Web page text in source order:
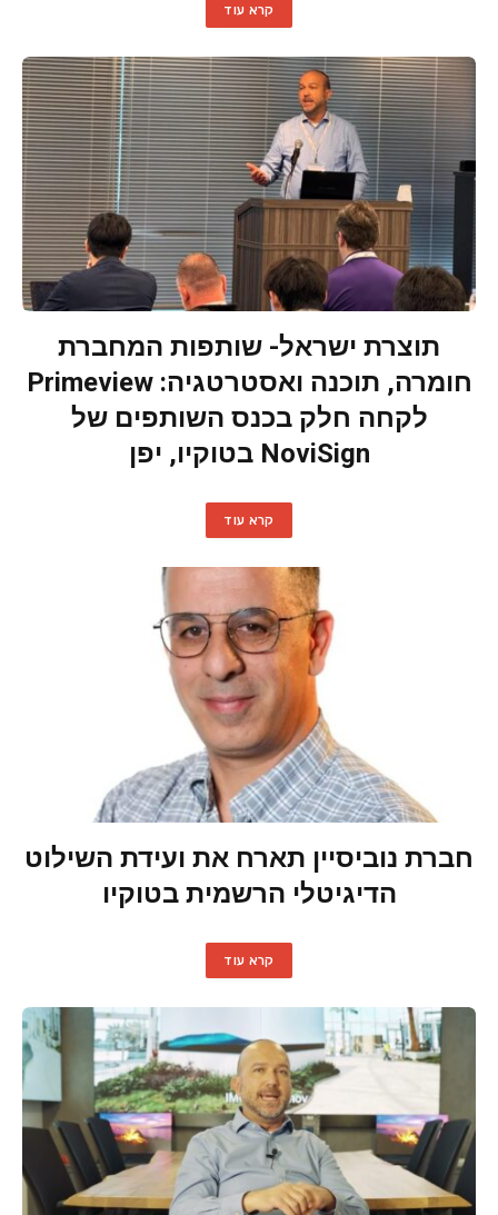
קרא עוד
תוצרת ישראל- שותפות המחברת
חומרה, תוכנה ואסטרטגיה: Primeview
לקחה חלק בכנס השותפים של
NoviSign בטוקיו, יפן
קרא עוד
חברת נוביסיין תארח את ועידת השילוט
הדיגיטלי הרשמית בטוקיו
קרא עוד